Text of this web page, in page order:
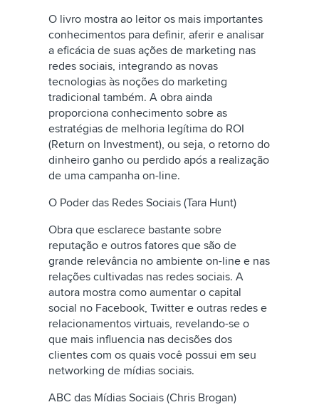
O livro mostra ao leitor os mais importantes
conhecimentos para definir, aferir e analisar
a eficácia de suas ações de marketing nas
redes sociais, integrando as novas
tecnologias às noções do marketing
tradicional também. A obra ainda
proporciona conhecimento sobre as
estratégias de melhoria legítima do ROI
(Return on Investment), ou seja, o retorno do
dinheiro ganho ou perdido após a realização
de uma campanha on-line.
O Poder das Redes Sociais (Tara Hunt)
Obra que esclarece bastante sobre
reputação e outros fatores que são de
grande relevância no ambiente on-line e nas
relações cultivadas nas redes sociais. A
autora mostra como aumentar o capital
social no Facebook, Twitter e outras redes e
relacionamentos virtuais, revelando-se o
que mais influencia nas decisões dos
clientes com os quais você possui em seu
networking de mídias sociais.
ABC das Mídias Sociais (Chris Brogan)